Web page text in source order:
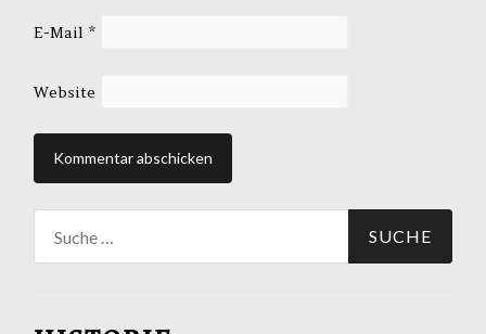
E-Mail*
Website
nach: